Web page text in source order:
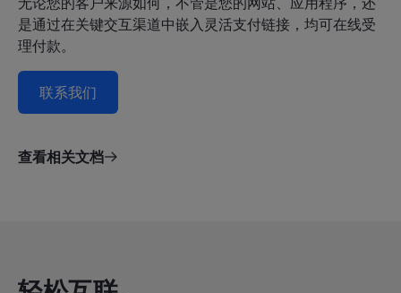
是通过在关键交互渠道中嵌入灵活支付链接，均可在线受
理付款。
联系我们
查看相关文档